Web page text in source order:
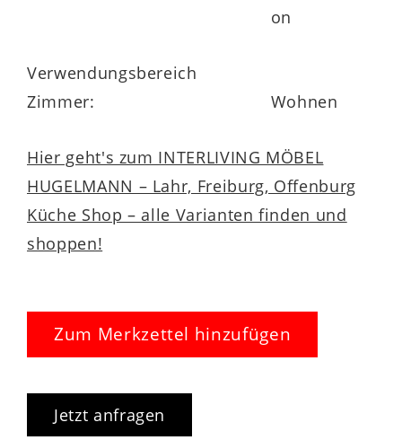
on
Verwendungsbereich
Zimmer:
Wohnen
Hier geht's zum INTERLIVING MÖBEL
HUGELMANN – Lahr, Freiburg, Offenburg
Küche Shop – alle Varianten finden und
shoppen!
Zum Merkzettel hinzufügen
Jetzt anfragen